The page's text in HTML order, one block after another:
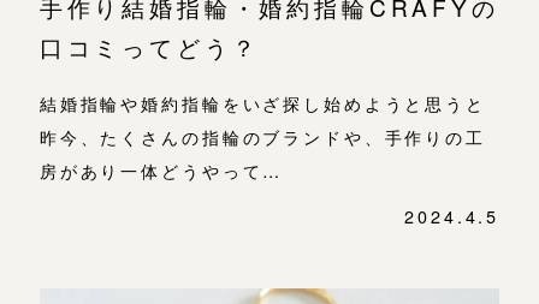
口コミってどう？
結婚指輪や婚約指輪をいざ探し始めようと思うと
昨今、たくさんの指輪のブランドや、手作りの工
房があり一体どうやって…
2024.4.5